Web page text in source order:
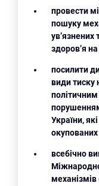
провести
пошуку
ув’язнених
здоров’я
посилити
види тиску
України,
всебічно